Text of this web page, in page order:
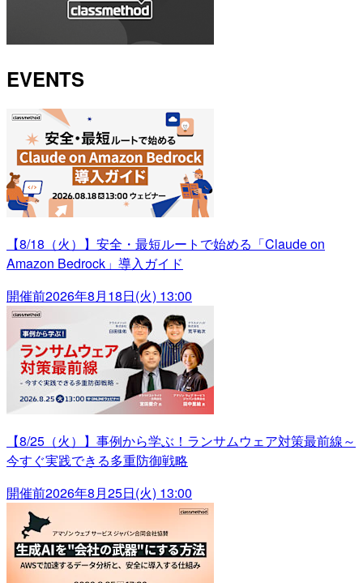
EVENTS
【8/18（火）】安全・最短ルートで始める「Claude on
Amazon Bedrock」導入ガイド
開催前2026年8月18日(火) 13:00
【8/25（火）】事例から学ぶ！ランサムウェア対策最前線～
今すぐ実践できる多重防御戦略
開催前2026年8月25日(火) 13:00